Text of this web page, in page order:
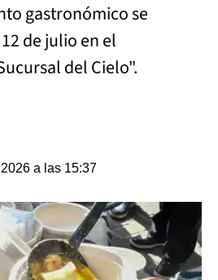
gastronómico se
de julio en el
del Cielo".
a las 15:37